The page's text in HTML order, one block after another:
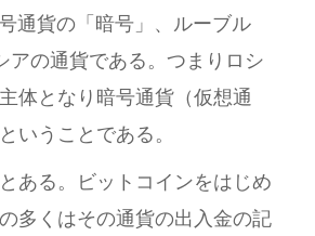
通貨の「暗号」、ルーブル
アの通貨である。つまりロシ
体となり暗号通貨（仮想通
いうことである。
ある。ビットコインをはじめ
多くはその通貨の出入金の記